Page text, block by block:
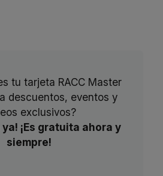
tu tarjeta RACC Master
descuentos, eventos y
exclusivos?
ya! ¡Es gratuita ahora y
siempre!